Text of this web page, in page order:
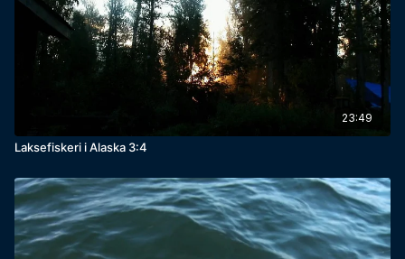
23:49
Laksefiskeri i Alaska 3:4